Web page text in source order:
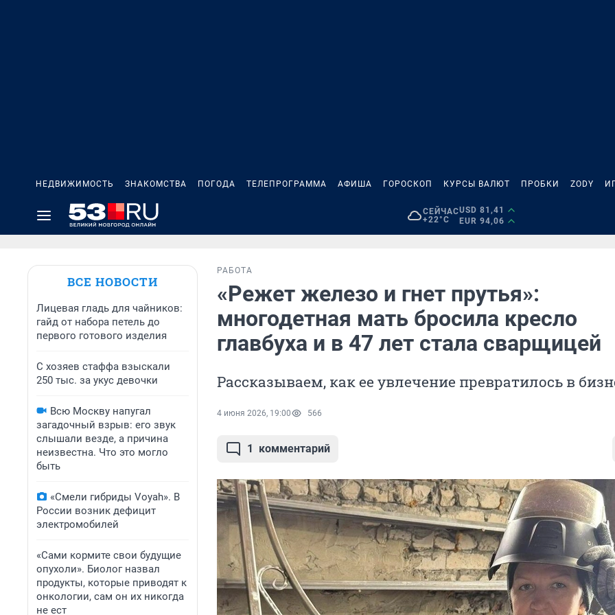
НЕДВИЖИМОСТЬ ЗНАКОМСТВА ПОГОДА ТЕЛЕПРОГРАММА АФИША ГОРОСКОП КУРСЫ ВАЛЮТ ПРОБКИ ZODY
СЕЙЧАС
+22°C
USD 81,41
EUR 94,06
ВСЕ НОВОСТИ
Лицевая гладь для чайников:
гайд от набора петель до
первого готового изделия
С хозяев стаффа взыскали
250 тыс. за укус девочки
Всю Москву напугал
загадочный взрыв: его звук
слышали везде, а причина
неизвестна. Что это могло
быть
«Смели гибриды Voyah». В
России возник дефицит
электромобилей
«Сами кормите свои будущие
опухоли». Биолог назвал
продукты, которые приводят к
онкологии, сам он их никогда
не ест
РАБОТА
«Режет железо и гнет прутья»:
многодетная мать бросила кресло
главбуха и в 47 лет стала сварщицей
Рассказываем, как ее увлечение превратилось в
4 июня 2026, 19:00 566
1 комментарий